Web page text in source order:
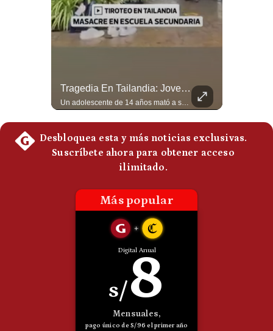
Tragedia En Tailandia: Joven De 14 Años Ataca A Su Familia Y Colegio | Gestión Mundo
Un adolescente de 14 años mató a sus abuelos y luego atacó su colegio de secundaria en Tailandia, dejando cinco fallecidos adicionales y más de 30 heridos antes de quitarse la vida. Según las autoridades y el primer ministro Anutin Charnvirakul, el hecho habría sido motivado por estrés académico extremo. El suceso reabre el debate sobre la alta posesión de armas de fuego en el país asiático. #Tailandia #Noticias #UltimaHora #NoticiasInternacionales #Shorts 👉 Suscríbete y activa la campana para no perderte nuestro análisis diario. 🌎 Síguenos en nuestras redes sociales: 📌 Web oficial: https://gestion.pe/mundo/ 📌 LinkedIn: http://bit.ly/3HYIET0 📌 X (Twitter): http://bit.ly/4noZtX9 📌 TikTok: http://bit.ly/4evB6TO